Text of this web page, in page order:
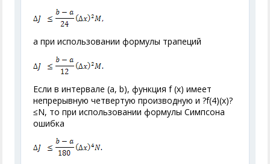
а при использовании формулы трапеций
Если в интервале (а, b), функция f (x) имеет
непрерывную четвертую производную и ?f(4)(x)?
≤N, то при использовании формулы Симпсона
ошибка